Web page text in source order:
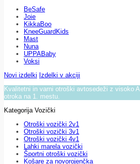
BeSafe
Joie
KikkaBoo
KneeGuardKids
Mast
Nuna
UPPABaby
Voksi
Novi izdelki Izdelki v akciji
Kvalitetni in varni otroški avtosedeži z visoko
otroka na 1. mestu.
Kategorija Vozički
Otroški vozički 2v1
Otroški vozički 3v1
Otroški vozički 4v1
Lahki marela vozički
Športni otroški vozički
Košare za novorojenčka